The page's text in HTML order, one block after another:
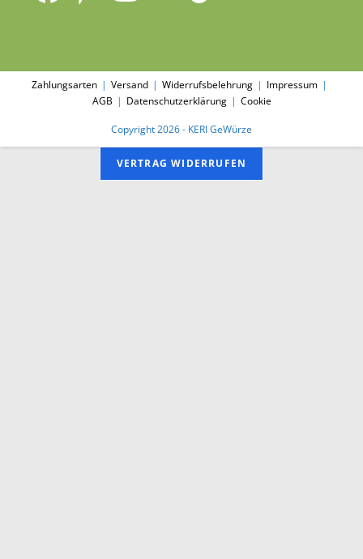
Zahlungsarten Versand Widerrufsbelehrung
Impressum
AGB
Datenschutzerklärung Cookie
Copyright 2026 - KERI GeWürze
VERTRAG WIDERRUFEN